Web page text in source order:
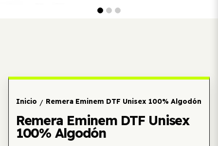
Inicio / Remera Eminem DTF Unisex 100% Algodón
Remera Eminem DTF Unisex
100% Algodón